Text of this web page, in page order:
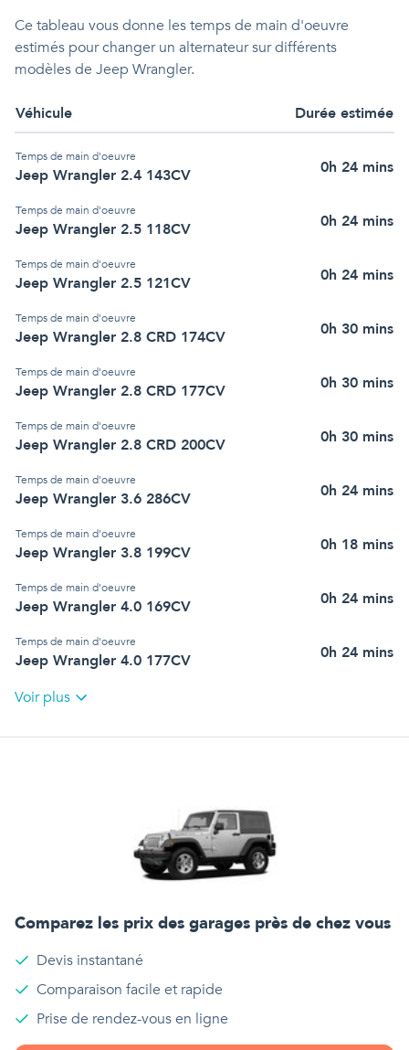
Ce tableau vous donne les temps de main d'oeuvre
estimés pour changer un alternateur sur différents
modèles de Jeep Wrangler.
Véhicule Durée estimée
Temps de main d'oeuvre
Jeep Wrangler 2.4 143CV 0h 24 mins
Temps de main d'oeuvre
Jeep Wrangler 2.5 118CV 0h 24 mins
Temps de main d'oeuvre
Jeep Wrangler 2.5 121CV 0h 24 mins
Temps de main d'oeuvre
Jeep Wrangler 2.8 CRD 174CV 0h 30 mins
Temps de main d'oeuvre
Jeep Wrangler 2.8 CRD 177CV 0h 30 mins
Temps de main d'oeuvre
Jeep Wrangler 2.8 CRD 200CV 0h 30 mins
Temps de main d'oeuvre
Jeep Wrangler 3.6 286CV 0h 24 mins
Temps de main d'oeuvre
Jeep Wrangler 3.8 199CV 0h 18 mins
Temps de main d'oeuvre
Jeep Wrangler 4.0 169CV 0h 24 mins
Temps de main d'oeuvre
Jeep Wrangler 4.0 177CV 0h 24 mins
Voir plus
Comparez les prix des garages près de chez vous
Devis instantané
Comparaison facile et rapide
Prise de rendez-vous en ligne